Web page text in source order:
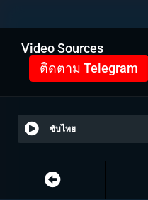
Video Sources
ติดตาม Telegram
ซับไทย